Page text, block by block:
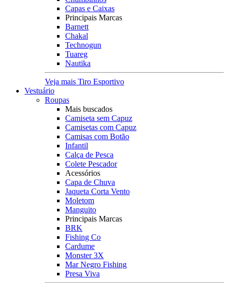
Capas e Caixas
Principais Marcas
Barnett
Chakal
Technogun
Tuareg
Nautika
Veja mais Tiro Esportivo
Vestuário
Roupas
Mais buscados
Camiseta sem Capuz
Camisetas com Capuz
Camisas com Botão
Infantil
Calça de Pesca
Colete Pescador
Acessórios
Capa de Chuva
Jaqueta Corta Vento
Moletom
Manguito
Principais Marcas
BRK
Fishing Co
Cardume
Monster 3X
Mar Negro Fishing
Presa Viva